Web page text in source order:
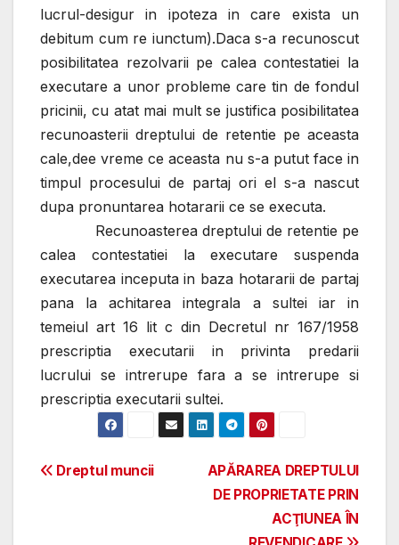
lucrul-desigur in ipoteza in care exista un
debitum cum re iunctum).Daca s-a recunoscut
posibilitatea rezolvarii pe calea contestatiei la
executare a unor probleme care tin de fondul
pricinii, cu atat mai mult se justifica posibilitatea
recunoasterii dreptului de retentie pe aceasta
cale,dee vreme ce aceasta nu s-a putut face in
timpul procesului de partaj ori el s-a nascut
dupa pronuntarea hotararii ce se executa.
Recunoasterea dreptului de retentie pe
calea contestatiei la executare suspenda
executarea inceputa in baza hotararii de partaj
pana la achitarea integrala a sultei iar in
temeiul art 16 lit c din Decretul nr 167/1958
prescriptia executarii in privinta predarii
lucrului se intrerupe fara a se intrerupe si
prescriptia executarii sultei.
Post
APĂRAREA DREPTULUI
DE PROPRIETATE PRIN
ACŢIUNEA ÎN
Dreptul muncii